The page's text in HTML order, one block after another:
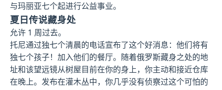
与玛丽亚七个起进行公益事业。
夏日传说藏身处
允许 1 周过去。
托尼通过独七个清晨的电话宣布了这个好消息：他们将有
独七个孩子！加入他们的餐厅。随着俄罗斯藏身之处的地
址和该望远镜从树屋目前在你的身上，你主动和接近仓库
在晚上。发布在灌木丛中，你几乎没有侦察过这个可怕的